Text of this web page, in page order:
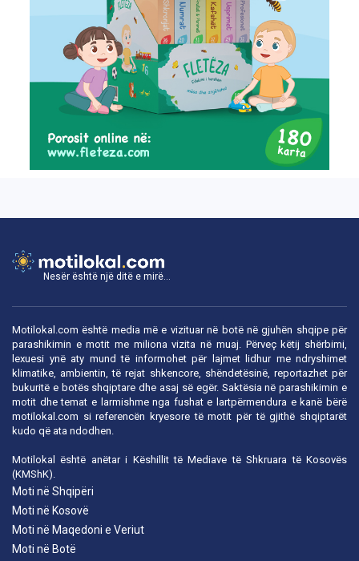
Nesër është një ditë e mirë...
Motilokal.com është media më e vizituar në botë në gjuhën shqipe për
parashikimin e motit me miliona vizita në muaj. Përveç këtij shërbimi,
lexuesi ynë aty mund të informohet për lajmet lidhur me ndryshimet
klimatike, ambientin, të rejat shkencore, shëndetësinë, reportazhet për
bukuritë e botës shqiptare dhe asaj së egër. Saktësia në parashikimin e
motit dhe temat e larmishme nga fushat e lartpërmendura e kanë bërë
motilokal.com si referencën kryesore të motit për të gjithë shqiptarët
kudo që ata ndodhen.
Motilokal është anëtar i Këshillit të Mediave të Shkruara të Kosovës
(KMShK).
Moti në Shqipëri
Moti në Kosovë
Moti në Maqedoni e Veriut
Moti në Botë